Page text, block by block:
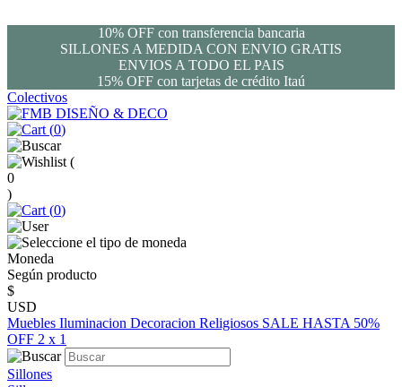
10% OFF con transferencia bancaria
SILLONES A MEDIDA CON ENVIO GRATIS
ENVIOS A TODO EL PAIS
15% OFF con tarjetas de crédito Itaú
Colectivos
(0)
(
0
)
(0)
Moneda
Según producto
$
USD
Muebles Iluminacion Decoracion Religiosos SALE HASTA 50%
OFF 2 x 1
Sillones